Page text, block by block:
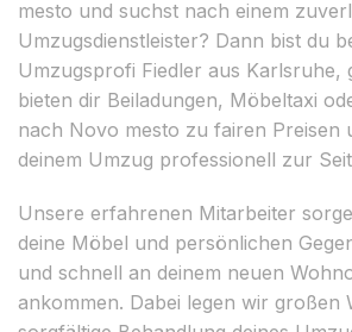
mesto und suchst nach einem
Umzugsdienstleister? Dann bist du
Umzugsprofi Fiedler aus Karlsruhe,
bieten dir Beiladungen, Möbeltaxi
nach Novo mesto zu fairen Preisen
deinem Umzug professionell zur
Unsere erfahrenen Mitarbeiter
deine Möbel und persönlichen
und schnell an deinem neuen
ankommen. Dabei legen wir großen